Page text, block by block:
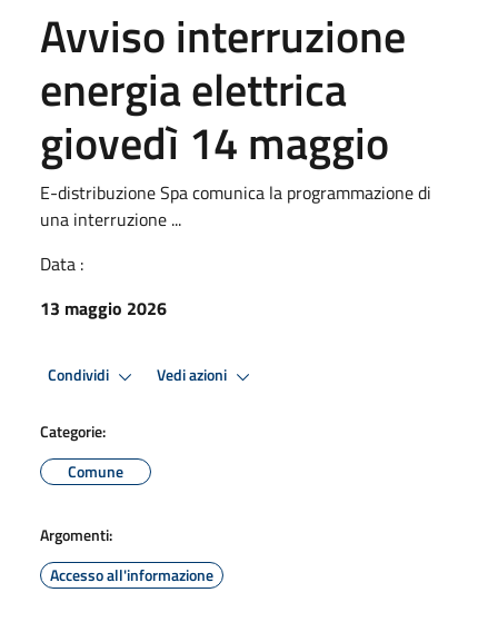
Avviso interruzione
energia elettrica
giovedì 14 maggio
E-distribuzione Spa comunica la programmazione di
una interruzione ...
Data :
13 maggio 2026
Condividi Vedi azioni
Categorie:
Comune
Argomenti:
Accesso all'informazione